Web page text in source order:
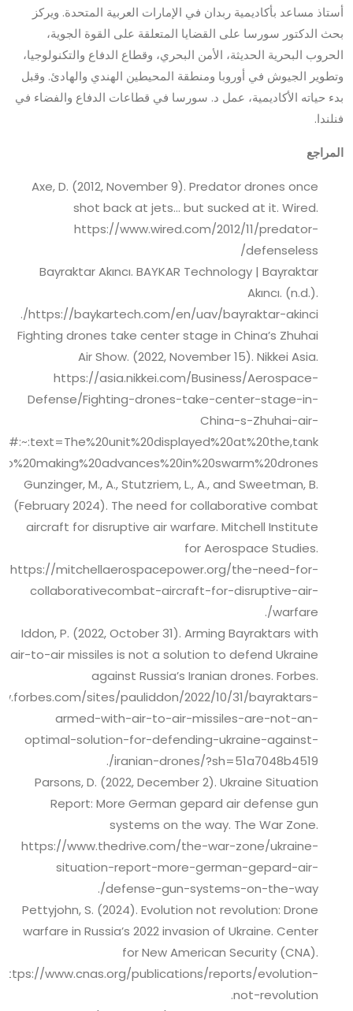
أستاذ مساعد بأكاديمية ربدان في الإمارات العربية المتحدة. ويركز
بحث الدكتور سورسا على القضايا المتعلقة على القوة الجوية،
الحروب البحرية الحديثة، الأمن البحري، وقطاع الدفاع والتكنولوجيا،
وتطوير الجيوش في أوروبا ومنطقة المحيطين الهندي والهادئ. وقبل
بدء حياته الأكاديمية، عمل د. سورسا في قطاعات الدفاع والفضاء في
فنلندا.
المراجع
Axe, D. (2012, November 9). Predator drones once
shot back at jets... but sucked at it. Wired.
https://www.wired.com/2012/11/predator-
defenseless/
Bayraktar Akıncı. BAYKAR Technology | Bayraktar
Akıncı. (n.d.).
https://baykartech.com/en/uav/bayraktar-akinci/.
Fighting drones take center stage in China’s Zhuhai
Air Show. (2022, November 15). Nikkei Asia.
https://asia.nikkei.com/Business/Aerospace-
Defense/Fighting-drones-take-center-stage-in-
China-s-Zhuhai-air-
.
Gunzinger, M., A., Stutzriem, L., A., and Sweetman, B.
(February 2024). The need for collaborative combat
aircraft for disruptive air warfare. Mitchell Institute
for Aerospace Studies.
https://mitchellaerospacepower.org/the-need-for-
collaborativecombat-aircraft-for-disruptive-air-
warfare/.
Iddon, P. (2022, October 31). Arming Bayraktars with
air-to-air missiles is not a solution to defend Ukraine
against Russia’s Iranian drones. Forbes.
sites/pauliddon/2022/10/31/bayraktars-
armed-with-air-to-air-missiles-are-not-an-
optimal-solution-for-defending-ukraine-against-
iranian-drones/?sh=51a7048b4519/.
Parsons, D. (2022, December 2). Ukraine Situation
Report: More German gepard air defense gun
systems on the way. The War Zone.
https://www.thedrive.com/the-war-zone/ukraine-
situation-report-more-german-gepard-air-
defense-gun-systems-on-the-way/.
Pettyjohn, S. (2024). Evolution not revolution: Drone
warfare in Russia’s 2022 invasion of Ukraine. Center
for New American Security (CNA).
https://www.cnas.org/publications/reports/evolution-
not-revolution.